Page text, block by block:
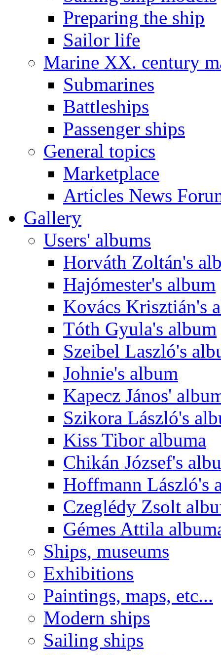
Preparing the ship
Sailor life
Marine XX. century
Submarines
Battleships
Passenger ships
General topics
Marketplace
Articles News
Gallery
Users' albums
Horváth Zoltán's
Hajómester's album
Kovács Krisztián's
Tóth Gyula's album
Szeibel Laszló's
Johnie's album
Kapecz János'
Szikora László's
Kiss Tibor albuma
Chikán József's
Hoffmann László's
Czeglédy Zsolt
Gémes Attila
Ships, museums
Exhibitions
Paintings, maps, etc...
Modern ships
Sailing ships